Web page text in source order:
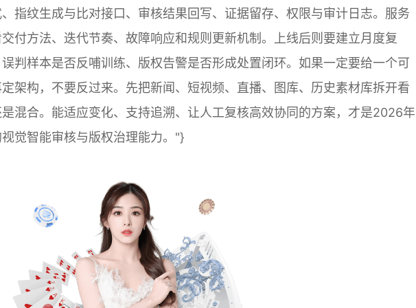
指纹生成与比对接口、审核结果回写、证据留存、权限与审计日志。服务
付方法、迭代节奏、故障响应和规则更新机制。上线后则要建立月度复
判样本是否反哺训练、版权告警是否形成处置闭环。如果一定要给一个可
架构，不要反过来。先把新闻、短视频、直播、图库、历史素材库拆开看
混合。能适应变化、支持追溯、让人工复核高效协同的方案，才是2026年
觉智能审核与版权治理能力。"}